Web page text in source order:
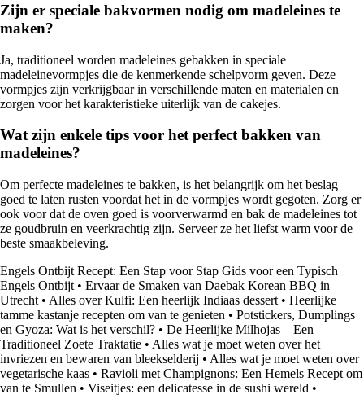
Zijn er speciale bakvormen nodig om madeleines te
maken?
Ja, traditioneel worden madeleines gebakken in speciale
madeleinevormpjes die de kenmerkende schelpvorm geven. Deze
vormpjes zijn verkrijgbaar in verschillende maten en materialen en
zorgen voor het karakteristieke uiterlijk van de cakejes.
Wat zijn enkele tips voor het perfect bakken van
madeleines?
Om perfecte madeleines te bakken, is het belangrijk om het beslag
goed te laten rusten voordat het in de vormpjes wordt gegoten. Zorg er
ook voor dat de oven goed is voorverwarmd en bak de madeleines tot
ze goudbruin en veerkrachtig zijn. Serveer ze het liefst warm voor de
beste smaakbeleving.
Engels Ontbijt Recept: Een Stap voor Stap Gids voor een Typisch
Engels Ontbijt • Ervaar de Smaken van Daebak Korean BBQ in
Utrecht • Alles over Kulfi: Een heerlijk Indiaas dessert • Heerlijke
tamme kastanje recepten om van te genieten • Potstickers, Dumplings
en Gyoza: Wat is het verschil? • De Heerlijke Milhojas – Een
Traditioneel Zoete Traktatie • Alles wat je moet weten over het
invriezen en bewaren van bleekselderij • Alles wat je moet weten over
vegetarische kaas • Ravioli met Champignons: Een Hemels Recept om
van te Smullen • Viseitjes: een delicatesse in de sushi wereld •